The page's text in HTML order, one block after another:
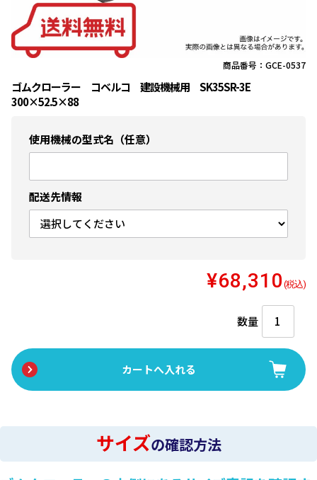
商品番号：GCE-0537
ゴムクローラー コベルコ 建設機械用 SK35SR-3E
300×52.5×88
使用機械の型式名（任意）
配送先情報
¥68,310 (税込)
数量
サイズの確認方法